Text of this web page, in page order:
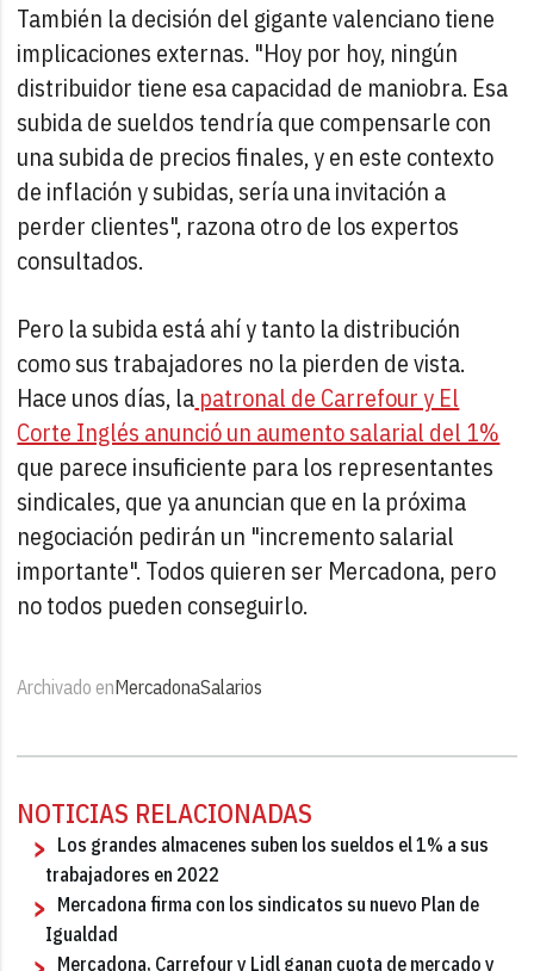
También la decisión del gigante valenciano tiene
implicaciones externas. "Hoy por hoy, ningún
distribuidor tiene esa capacidad de maniobra. Esa
subida de sueldos tendría que compensarle con
una subida de precios finales, y en este contexto
de inflación y subidas, sería una invitación a
perder clientes", razona otro de los expertos
consultados.
Pero la subida está ahí y tanto la distribución
como sus trabajadores no la pierden de vista.
Hace unos días, la patronal de Carrefour y El
Corte Inglés anunció un aumento salarial del 1%
que parece insuficiente para los representantes
sindicales, que ya anuncian que en la próxima
negociación pedirán un "incremento salarial
importante". Todos quieren ser Mercadona, pero
no todos pueden conseguirlo.
Archivado enMercadonaSalarios
NOTICIAS RELACIONADAS
Los grandes almacenes suben los sueldos el 1% a sus
trabajadores en 2022
Mercadona firma con los sindicatos su nuevo Plan de
Igualdad
Mercadona, Carrefour y Lidl ganan cuota de mercado y